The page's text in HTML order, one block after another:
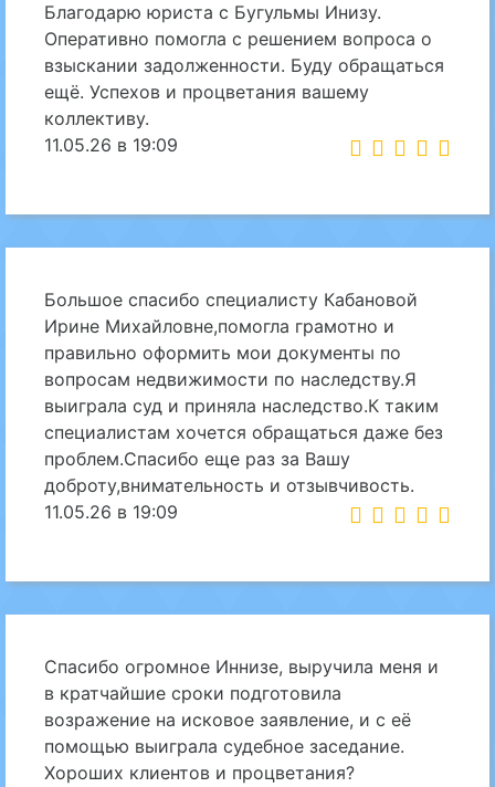
Благодарю юриста с Бугульмы Инизу.
Оперативно помогла с решением вопроса о
взыскании задолженности. Буду обращаться
ещё. Успехов и процветания вашему
коллективу.
11.05.26 в 19:09
Большое спасибо специалисту Кабановой
Ирине Михайловне,помогла грамотно и
правильно оформить мои документы по
вопросам недвижимости по наследству.Я
выиграла суд и приняла наследство.К таким
специалистам хочется обращаться даже без
проблем.Спасибо еще раз за Вашу
доброту,внимательность и отзывчивость.
11.05.26 в 19:09
Спасибо огромное Иннизе, выручила меня и
в кратчайшие сроки подготовила
возражение на исковое заявление, и с её
помощью выиграла судебное заседание.
Хороших клиентов и процветания?